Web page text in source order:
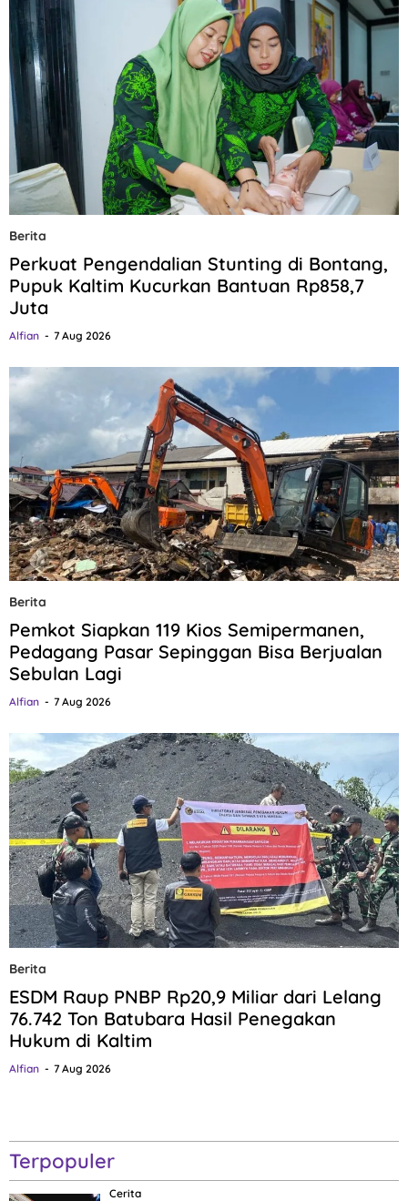
Berita
Perkuat Pengendalian Stunting di Bontang,
Pupuk Kaltim Kucurkan Bantuan Rp858,7
Juta
Alfian 7 Aug 2026
Berita
Pemkot Siapkan 119 Kios Semipermanen,
Pedagang Pasar Sepinggan Bisa Berjualan
Sebulan Lagi
Alfian 7 Aug 2026
Berita
ESDM Raup PNBP Rp20,9 Miliar dari Lelang
76.742 Ton Batubara Hasil Penegakan
Hukum di Kaltim
Alfian 7 Aug 2026
Terpopuler
Cerita